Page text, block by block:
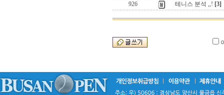
926
테니스 분석 ,,! [3]